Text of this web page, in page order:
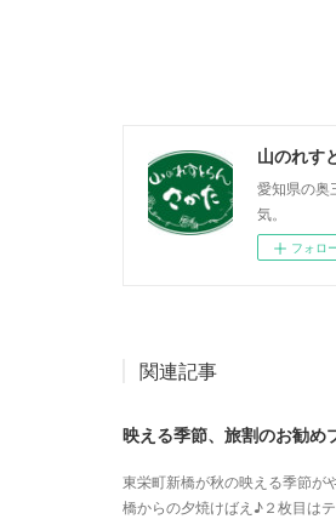
山のれす
愛知県の奥
気。
フォロ
関連記事
映える季節、旅割のお勧め
東栄町新橋が秋の映える季節が
橋からの夕焼けばえ♪２枚目は